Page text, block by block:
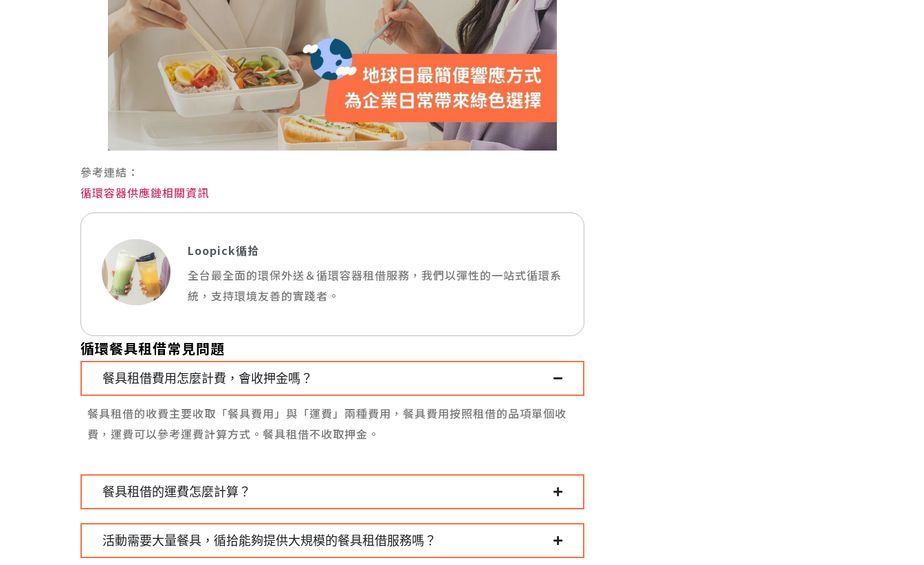
參考連結：
循環容器供應鏈相關資訊
Loopick循拾
全台最全面的環保外送＆循環容器租借服務，我們以彈性的一站式循環系
統，支持環境友善的實踐者。
循環餐具租借常見問題
餐具租借費用怎麼計費，會收押金嗎？
餐具租借的收費主要收取「餐具費用」與「運費」兩種費用，餐具費用按照租借的品項單個收
費，運費可以參考運費計算方式。餐具租借不收取押金。
餐具租借的運費怎麼計算？
活動需要大量餐具，循拾能夠提供大規模的餐具租借服務嗎？